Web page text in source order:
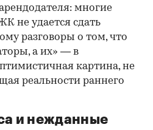
многие
не удается сдать
разговоры о том, что
а их» — в
картина, не
реальности раннего
и нежданные